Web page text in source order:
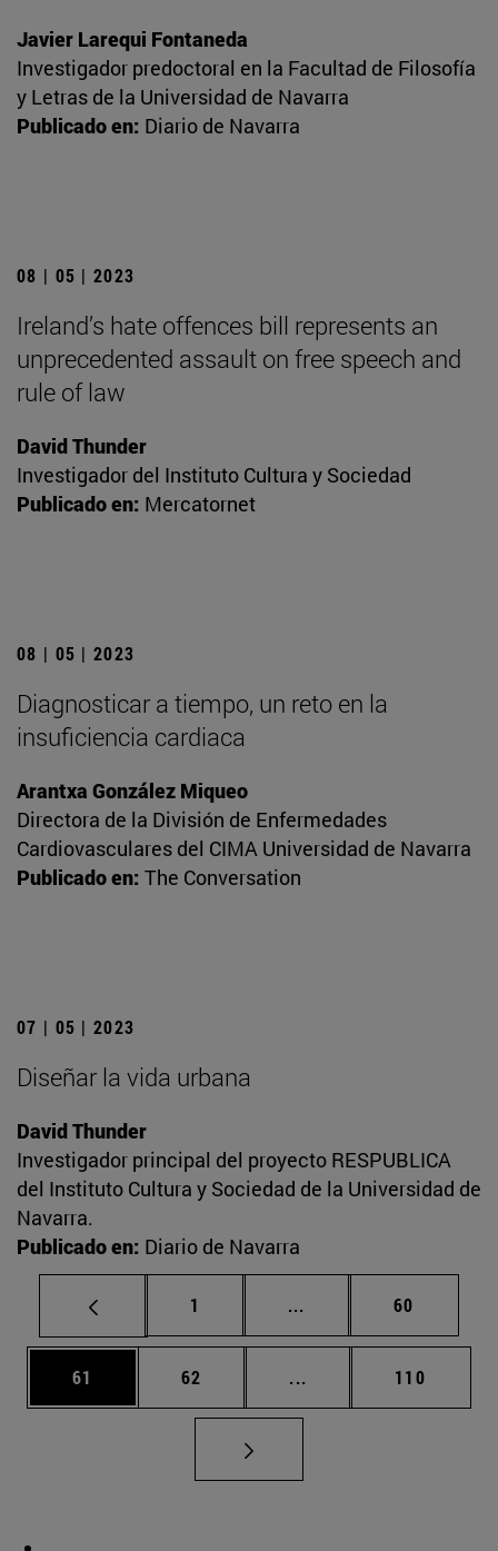
Javier Larequi Fontaneda
Investigador predoctoral en la Facultad de Filosofía
y Letras de la Universidad de Navarra
Publicado en: Diario de Navarra
08 | 05 | 2023
Ireland’s hate offences bill represents an
unprecedented assault on free speech and
rule of law
David Thunder
Investigador del Instituto Cultura y Sociedad
Publicado en: Mercatornet
08 | 05 | 2023
Diagnosticar a tiempo, un reto en la
insuficiencia cardiaca
Arantxa González Miqueo
Directora de la División de Enfermedades
Cardiovasculares del CIMA Universidad de Navarra
Publicado en: The Conversation
07 | 05 | 2023
Diseñar la vida urbana
David Thunder
Investigador principal del proyecto RESPUBLICA
del Instituto Cultura y Sociedad de la Universidad de
Navarra.
Publicado en: Diario de Navarra
Página
1 ... Páginas intermedias
Página
60
Página
61 Página
62 ... Páginas intermedias
Página
110